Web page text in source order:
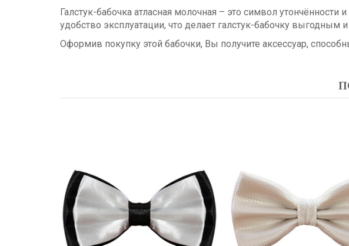
Галстук-бабочка атласная молочная – это символ
удобство эксплуатации, что делает галстук-бабочку
Оформив покупку этой бабочки, Вы получите аксессуар,